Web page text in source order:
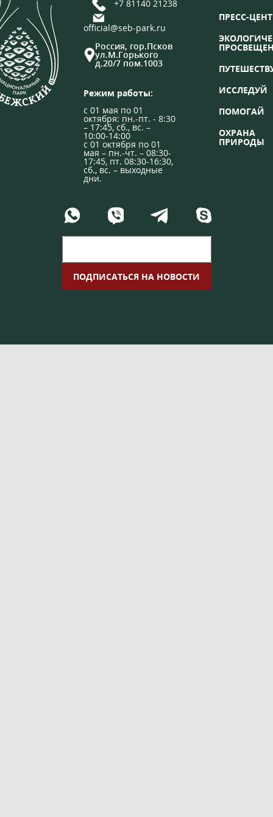
+7 81140 21238
official@seb-park.ru
Россия, гор.Псков
ул.М.Горького
д.20/7 пом.1003
Режим работы:
с 01 мая по 01
октября: пн.-пт. - 8:30
– 17:45, сб., вс. –
10:00-14:00
с 01 октября по 01
мая – пн.-чт. – 08:30-
17:45, пт. 08:30-16:30,
сб., вс. – выходные
дни.
ПРЕСС-
ИССЛЕДУЙ
ПОМОГАЙ
ОХРАНА
ПРИРОДЫ